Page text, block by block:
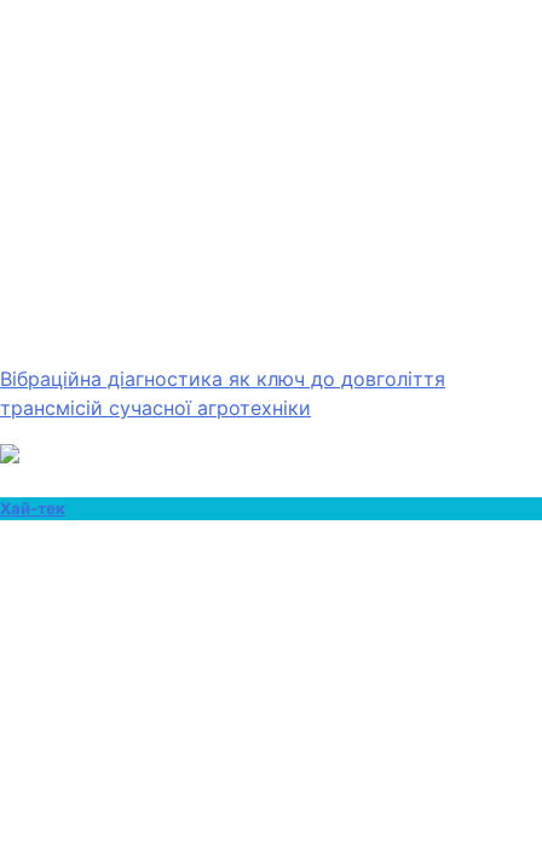
Вібраційна діагностика як ключ до довголіття
трансмісій сучасної агротехніки
Хай-тек